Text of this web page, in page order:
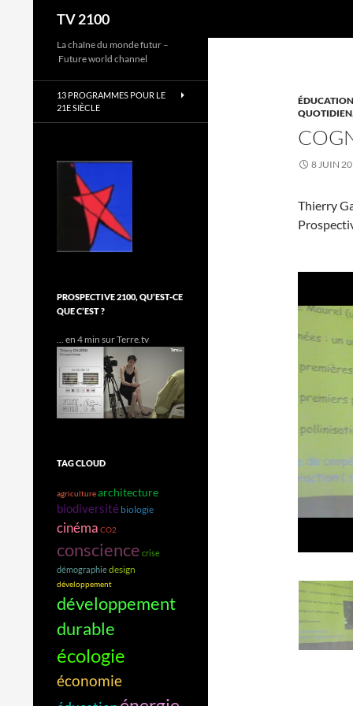
contenu
TV 2100
QUOTIDIEN
8 JUIN
Thierry
La chaîne du monde futur –
Future world channel
13 PROGRAMMES POUR LE
21E SIÈCLE
PROSPECTIVE 2100, QU’EST-CE
QUE C’EST ?
... en 4 min sur Terre.tv
TAG CLOUD
agriculturearchitecture
biodiversité biologie
cinéma CO2
conscience crise
démographiedesign
développement
développement
durable
écologie
économie